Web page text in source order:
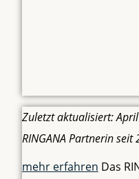
Zuletzt aktualisiert:
RINGANA Partnerin seit
mehr erfahren Das